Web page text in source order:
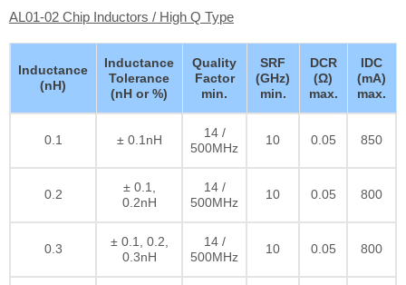
AL01-02 Chip Inductors / High Q Type
Inductance
(nH)
Inductance
Tolerance
(nH or %)
Quality
Factor
min.
SRF
(GHz)
min.
DCR
(Ω)
max.
IDC
(mA)
max.
0.1 ± 0.1nH
14 /
500MHz
10 0.05 850
0.2
± 0.1,
0.2nH
14 /
500MHz
10 0.05 800
0.3
± 0.1, 0.2,
0.3nH
14 /
500MHz
10 0.05 800